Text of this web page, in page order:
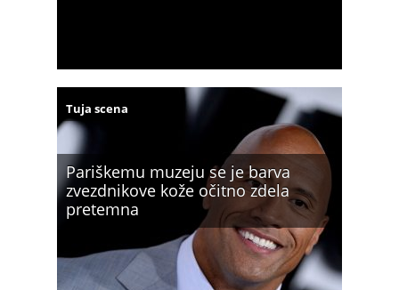
Pariškemu muzeju se je barva
zvezdnikove kože očitno zdela
pretemna
Tuja scena